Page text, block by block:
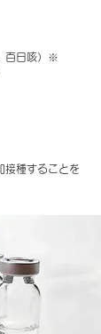
百日咳）※
接種することを